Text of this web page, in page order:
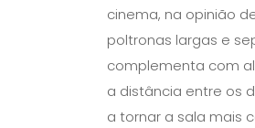
cinema, na opinião
poltronas largas e
complementa com
a distância entre os
a tornar a sala mais